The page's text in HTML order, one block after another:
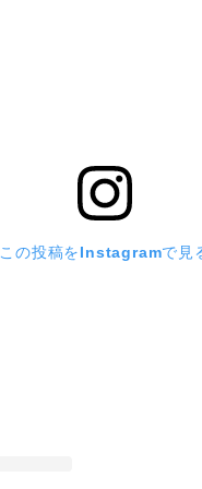
この投稿をInstagramで見